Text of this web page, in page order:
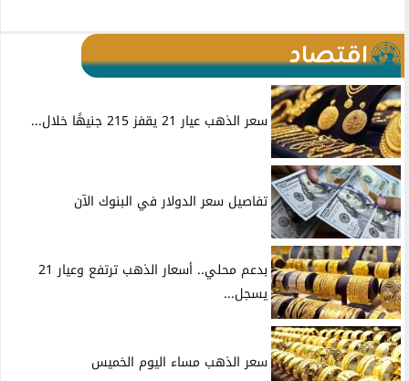
اقتصاد
سعر الذهب عيار 21 يقفز 215 جنيهًا خلال...
تفاصيل سعر الدولار في البنوك الآن
بدعم محلي.. أسعار الذهب ترتفع وعيار 21
يسجل...
سعر الذهب مساء اليوم الخميس